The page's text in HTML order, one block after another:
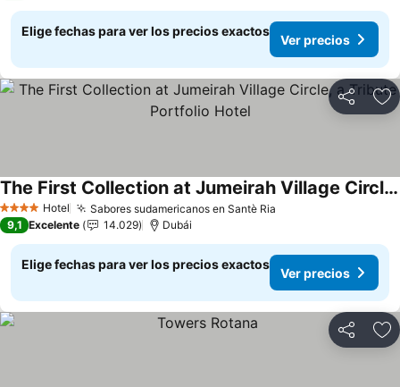
Elige fechas para ver los precios exactos
Ver precios
Compartir
4 EstrellasHotel Sabores sudamericanos en Santè Ria
The First Collection at Jumeirah Village Circle, a Tribute Portfolio Hotel
Ver precios
9,1 Excelente 14.029 Dubái
Elige fechas para ver los precios exactos
Ver precios
Compartir